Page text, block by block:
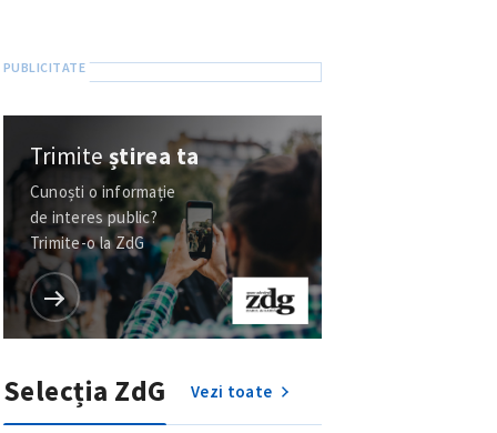
Trimiteștirea ta
Cunoști o informație
de interes public?
Trimite-o la ZdG
Selecția ZdG Vezi toate